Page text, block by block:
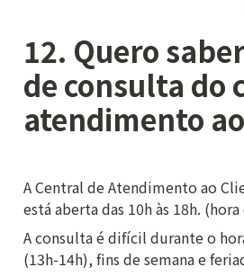
12. Quero
de consulta do
atendimento
A Central de Atendimento ao
está aberta das 10h às 18h.
A consulta é difícil durante o
(13h-14h), fins de semana e